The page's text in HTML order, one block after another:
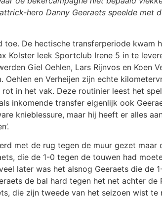
hero Danny Geeraets speelde met
De hectische transferperiode kwam
Kolster leek Sportclub Irene 5 in te
Giel Oehlen, Lars Rijnvos en Koen
en Verheijen zijn echte
in het vak. Deze routinier leest het
inkomende transfer eigenlijk ook
knieblessure, maar hij heeft er alles
met de rug tegen de muur gezet
die de 1-0 tegen de touwen had
later was het alsnog Geeraets die de
de bal hard tegen het net achter de
die zijn tweede van het seizoen wist te